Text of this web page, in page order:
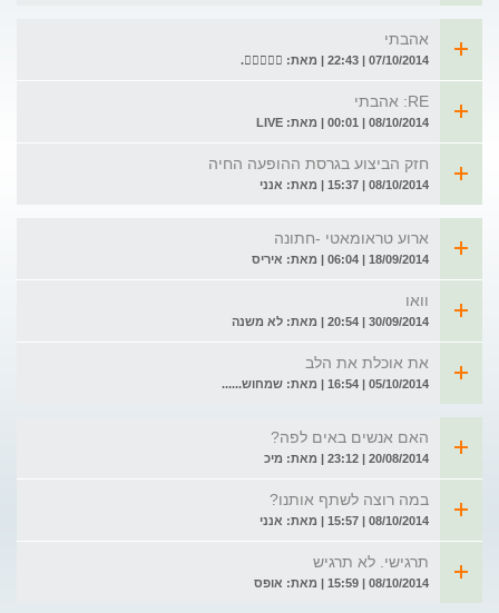
אהבתי
07/10/2014 | 22:43 | מאת: .
RE: אהבתי
08/10/2014 | 00:01 | מאת: LIVE
חזק הביצוע בגרסת ההופעה החיה
08/10/2014 | 15:37 | מאת: אנני
ארוע טראומאטי -חתונה
18/09/2014 | 06:04 | מאת: איריס
וואו
30/09/2014 | 20:54 | מאת: לא משנה
את אוכלת את הלב
05/10/2014 | 16:54 | מאת: שמחוש......
האם אנשים באים לפה?
20/08/2014 | 23:12 | מאת: מיכ
במה רוצה לשתף אותנו?
08/10/2014 | 15:57 | מאת: אנני
תרגישי. לא תרגיש
08/10/2014 | 15:59 | מאת: אופס